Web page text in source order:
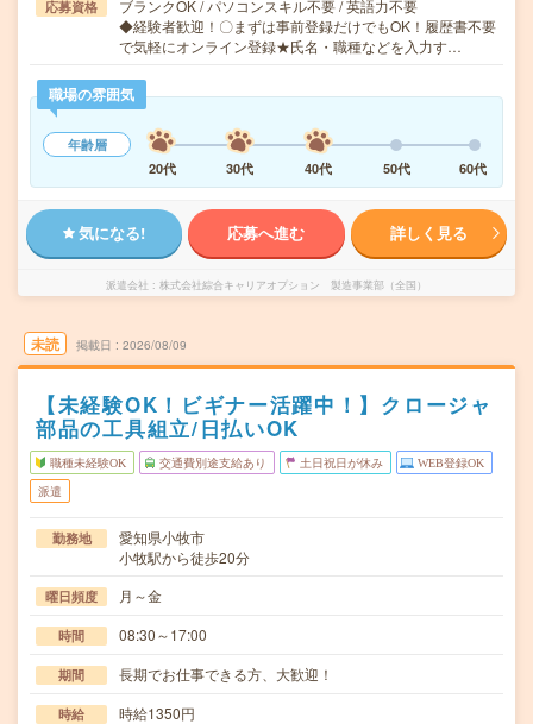
応募資格
ブランクOK / パソコンスキル不要 / 英語力不要
◆経験者歓迎！〇まずは事前登録だけでもOK！履歴書不要
で気軽にオンライン登録★氏名・職種などを入力す…
職場の雰囲気
年齢層
20代
30代 40代 50代 60代
気になる! 応募へ進む 詳しく見る
派遣会社 株式会社綜合キャリアオプション 製造事業部（全国）
未読 掲載日 2026/08/09
【未経験OK！ビギナー活躍中！】クロージャ
部品の工具組立/日払いOK
職種未経験OK 交通費別途支給あり 土日祝日が休み WEB登録OK
派遣
勤務地
愛知県小牧市
小牧駅から徒歩20分
曜日頻度 月～金
時間 08:30～17:00
期間 長期でお仕事できる方、大歓迎！
時給 時給1350円